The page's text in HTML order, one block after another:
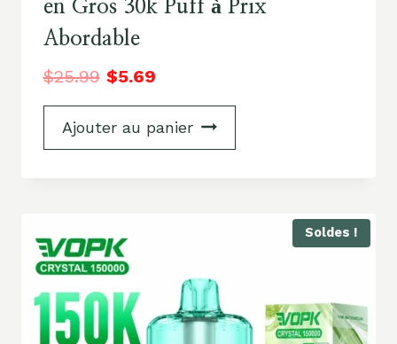
en Gros 30k Puff à Prix
Abordable
$25.99 $5.69
Ajouter au panier
Soldes !